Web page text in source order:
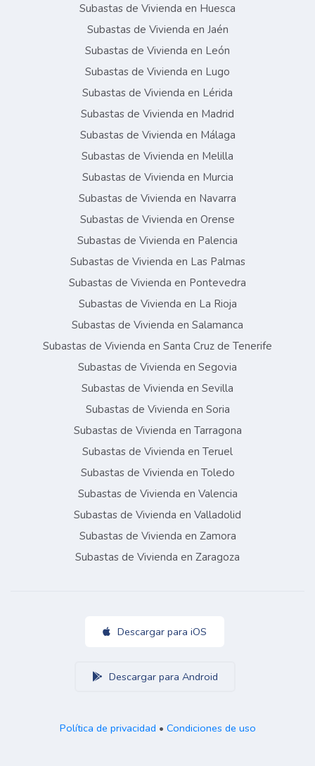
Subastas de Vivienda en Huesca
Subastas de Vivienda en Jaén
Subastas de Vivienda en León
Subastas de Vivienda en Lugo
Subastas de Vivienda en Lérida
Subastas de Vivienda en Madrid
Subastas de Vivienda en Málaga
Subastas de Vivienda en Melilla
Subastas de Vivienda en Murcia
Subastas de Vivienda en Navarra
Subastas de Vivienda en Orense
Subastas de Vivienda en Palencia
Subastas de Vivienda en Las Palmas
Subastas de Vivienda en Pontevedra
Subastas de Vivienda en La Rioja
Subastas de Vivienda en Salamanca
Subastas de Vivienda en Santa Cruz de Tenerife
Subastas de Vivienda en Segovia
Subastas de Vivienda en Sevilla
Subastas de Vivienda en Soria
Subastas de Vivienda en Tarragona
Subastas de Vivienda en Teruel
Subastas de Vivienda en Toledo
Subastas de Vivienda en Valencia
Subastas de Vivienda en Valladolid
Subastas de Vivienda en Zamora
Subastas de Vivienda en Zaragoza
Descargar para iOS
Descargar para Android
Política de privacidad • Condiciones de uso